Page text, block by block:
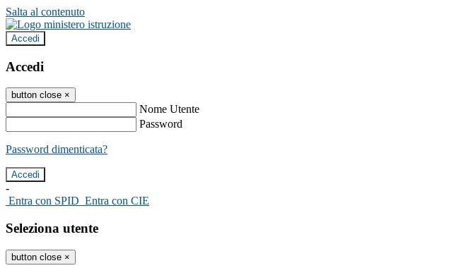
Salta al contenuto
Accedi
Accedi
button close ×
Nome Utente
Password
Password dimenticata?
-
Entra con SPID Entra con CIE
Seleziona utente
button close ×